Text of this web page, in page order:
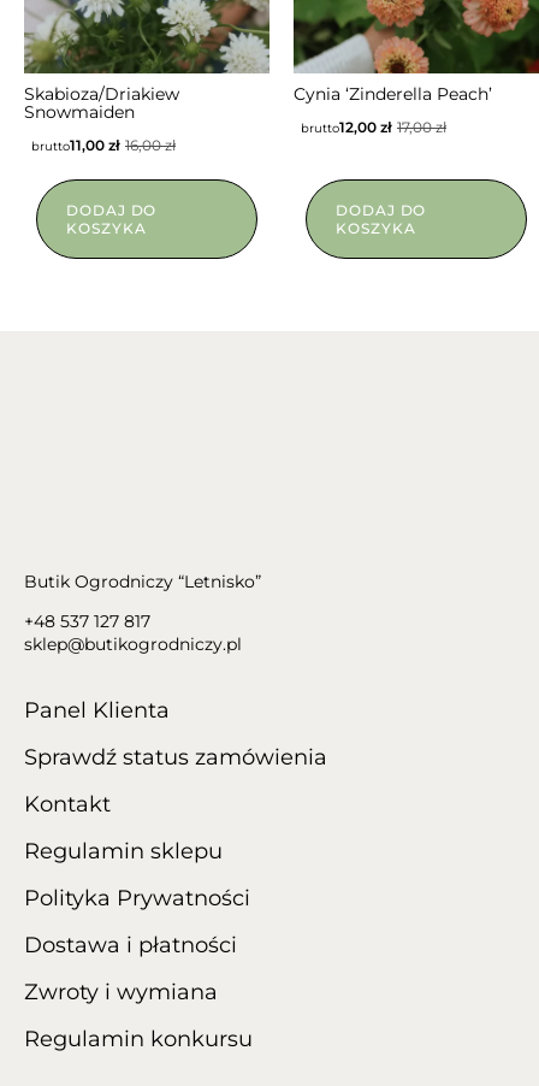
Skabioza/Driakiew
Snowmaiden
16,00zł
11,00 zł
brutto
DODAJ DO
KOSZYKA
Cynia ‘Zinderella Peach’
17,00zł
12,00 zł
brutto
DODAJ DO
KOSZYKA
Butik Ogrodniczy “Letnisko”
+48 537 127 817
sklep@butikogrodniczy.pl
Panel Klienta
Sprawdź status zamówienia
Kontakt
Regulamin sklepu
Polityka Prywatności
Dostawa i płatności
Zwroty i wymiana
Regulamin konkursu